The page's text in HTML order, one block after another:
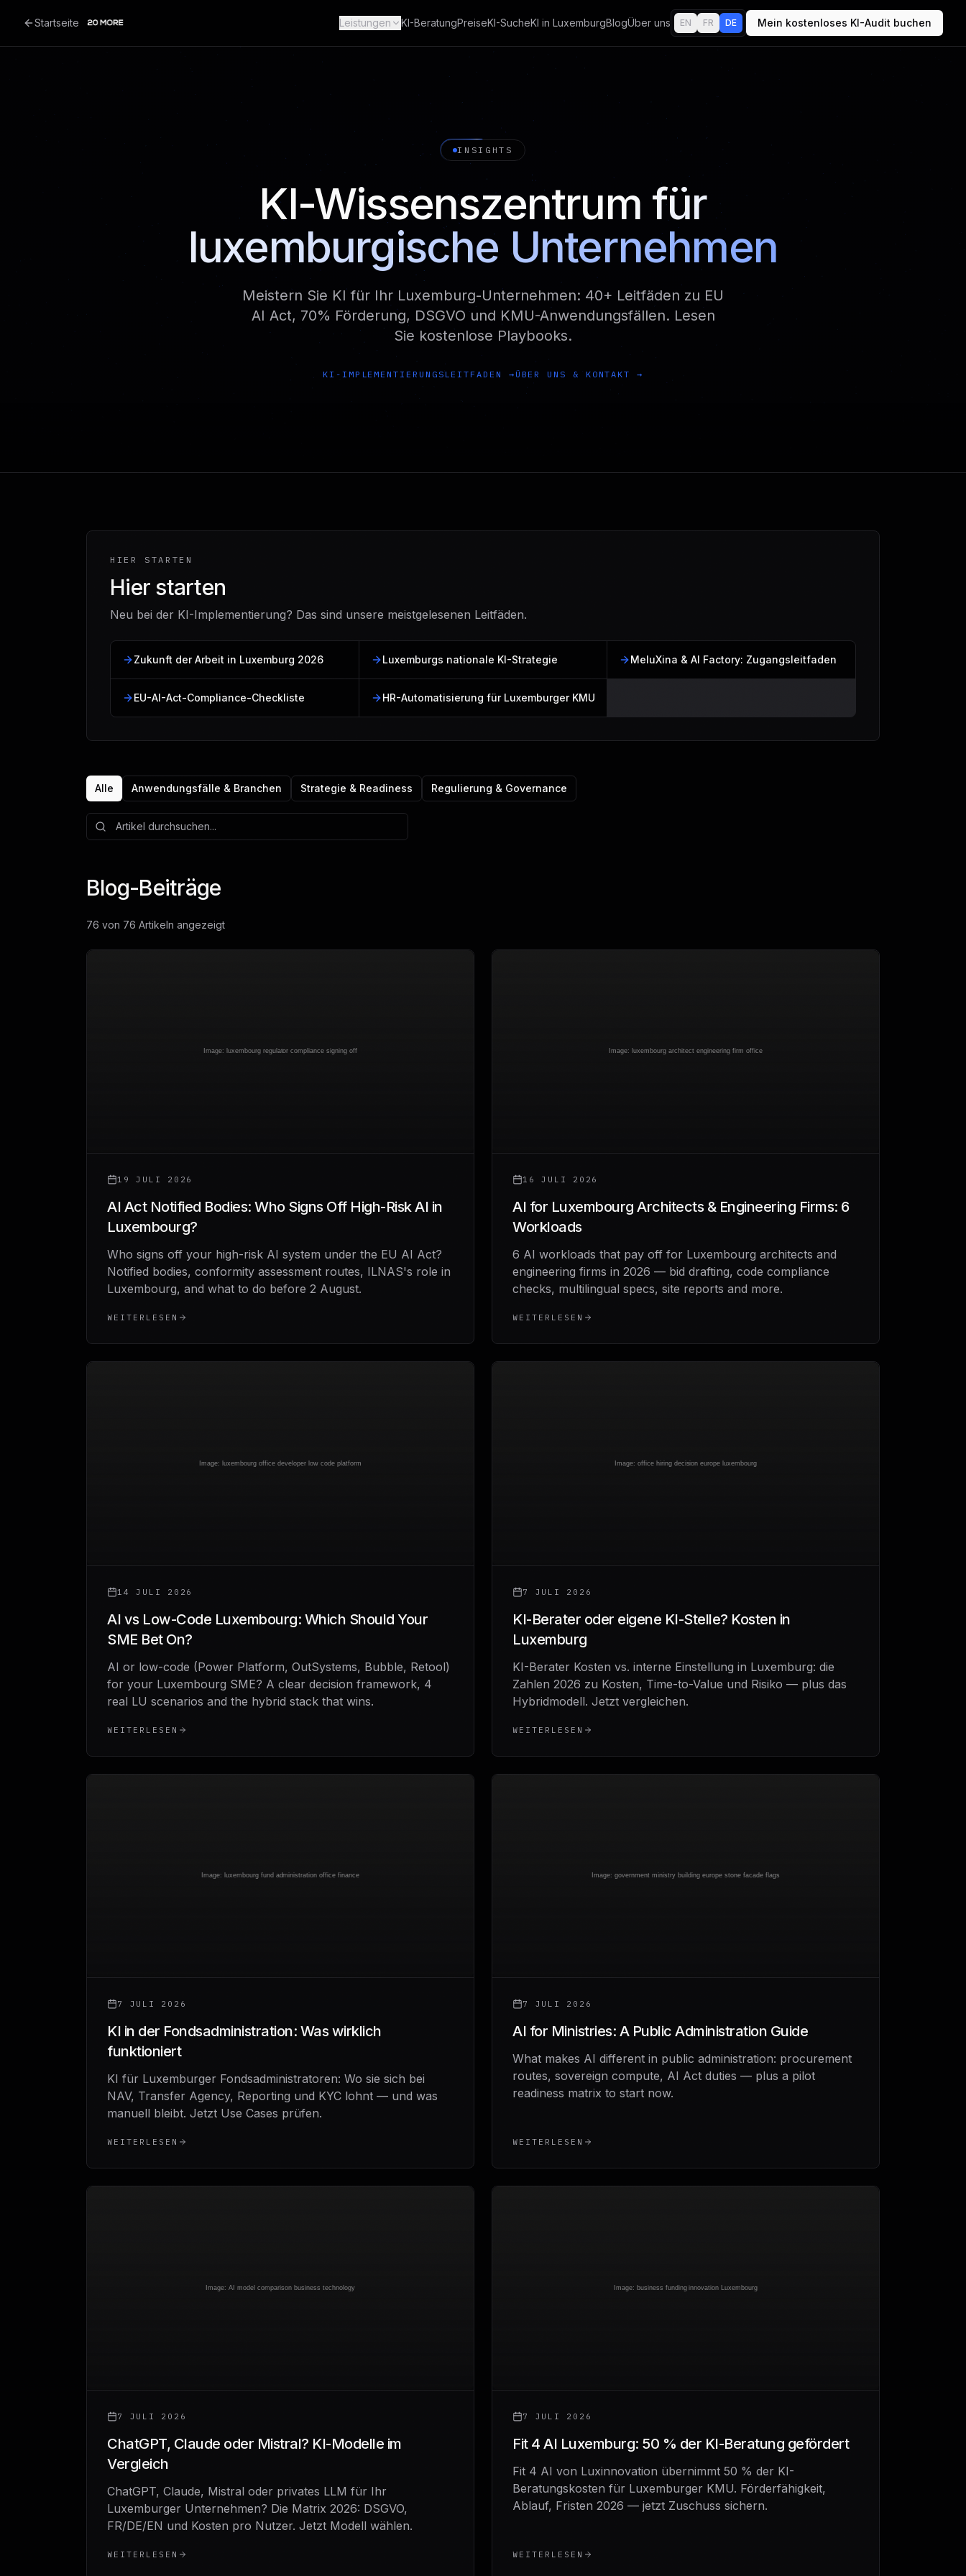
Startseite Leistungen KI-BeratungPreiseKI-SucheKI in LuxemburgBlogÜber uns EN FR DE Mein kostenloses KI-Audit buchen
INSIGHTS
KI-Wissenszentrum für
luxemburgische Unternehmen
Meistern Sie KI für Ihr Luxemburg-Unternehmen: 40+ Leitfäden zu EU
AI Act, 70% Förderung, DSGVO und KMU-Anwendungsfällen. Lesen
Sie kostenlose Playbooks.
KI-IMPLEMENTIERUNGSLEITFADEN →ÜBER UNS & KONTAKT →
HIER STARTEN
Hier starten
Neu bei der KI-Implementierung? Das sind unsere meistgelesenen Leitfäden.
Zukunft der Arbeit in Luxemburg 2026 Luxemburgs nationale KI-Strategie MeluXina & AI Factory: Zugangsleitfaden
EU-AI-Act-Compliance-Checkliste HR-Automatisierung für Luxemburger KMU
Alle Anwendungsfälle & Branchen Strategie & Readiness Regulierung & Governance
Blog-Beiträge
76 von 76 Artikeln angezeigt
19 JULI 2026
AI Act Notified Bodies: Who Signs Off High-Risk AI in
Luxembourg?
Who signs off your high-risk AI system under the EU AI Act?
Notified bodies, conformity assessment routes, ILNAS's role in
Luxembourg, and what to do before 2 August.
WEITERLESEN
16 JULI 2026
AI for Luxembourg Architects & Engineering Firms: 6
Workloads
6 AI workloads that pay off for Luxembourg architects and
engineering firms in 2026 — bid drafting, code compliance
checks, multilingual specs, site reports and more.
WEITERLESEN
14 JULI 2026
AI vs Low-Code Luxembourg: Which Should Your
SME Bet On?
AI or low-code (Power Platform, OutSystems, Bubble, Retool)
for your Luxembourg SME? A clear decision framework, 4
real LU scenarios and the hybrid stack that wins.
WEITERLESEN
7 JULI 2026
KI-Berater oder eigene KI-Stelle? Kosten in
Luxemburg
KI-Berater Kosten vs. interne Einstellung in Luxemburg: die
Zahlen 2026 zu Kosten, Time-to-Value und Risiko — plus das
Hybridmodell. Jetzt vergleichen.
WEITERLESEN
7 JULI 2026
KI in der Fondsadministration: Was wirklich
funktioniert
KI für Luxemburger Fondsadministratoren: Wo sie sich bei
NAV, Transfer Agency, Reporting und KYC lohnt — und was
manuell bleibt. Jetzt Use Cases prüfen.
WEITERLESEN
7 JULI 2026
AI for Ministries: A Public Administration Guide
What makes AI different in public administration: procurement
routes, sovereign compute, AI Act duties — plus a pilot
readiness matrix to start now.
WEITERLESEN
7 JULI 2026
ChatGPT, Claude oder Mistral? KI-Modelle im
Vergleich
ChatGPT, Claude, Mistral oder privates LLM für Ihr
Luxemburger Unternehmen? Die Matrix 2026: DSGVO,
FR/DE/EN und Kosten pro Nutzer. Jetzt Modell wählen.
WEITERLESEN
7 JULI 2026
Fit 4 AI Luxemburg: 50 % der KI-Beratung gefördert
Fit 4 AI von Luxinnovation übernimmt 50 % der KI-
Beratungskosten für Luxemburger KMU. Förderfähigkeit,
Ablauf, Fristen 2026 — jetzt Zuschuss sichern.
WEITERLESEN